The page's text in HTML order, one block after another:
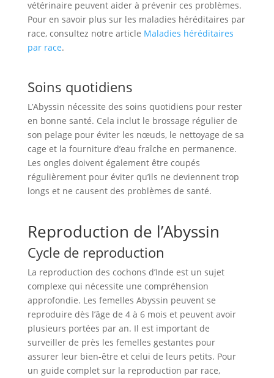
vétérinaire peuvent aider à prévenir ces problèmes.
Pour en savoir plus sur les maladies héréditaires par
race, consultez notre article Maladies héréditaires
par race.
Soins quotidiens
L’Abyssin nécessite des soins quotidiens pour rester
en bonne santé. Cela inclut le brossage régulier de
son pelage pour éviter les nœuds, le nettoyage de sa
cage et la fourniture d’eau fraîche en permanence.
Les ongles doivent également être coupés
régulièrement pour éviter qu’ils ne deviennent trop
longs et ne causent des problèmes de santé.
Reproduction de l’Abyssin
Cycle de reproduction
La reproduction des cochons d’Inde est un sujet
complexe qui nécessite une compréhension
approfondie. Les femelles Abyssin peuvent se
reproduire dès l’âge de 4 à 6 mois et peuvent avoir
plusieurs portées par an. Il est important de
surveiller de près les femelles gestantes pour
assurer leur bien-être et celui de leurs petits. Pour
un guide complet sur la reproduction par race,